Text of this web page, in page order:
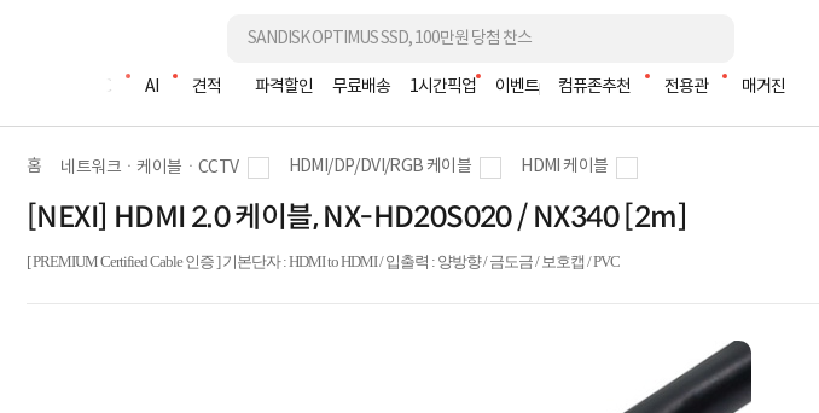
조립PC AI 견적 파격할인 무료배송 1시간픽업 이벤트 컴퓨존추천 전용관 매거진
홈 네트워크ㆍ케이블ㆍCCTV HDMI/DP/DVI/RGB 케이블 HDMI 케이블
[NEXI] HDMI 2.0 케이블, NX-HD20S020 / NX340 [2m]
[ PREMIUM Certified Cable 인증 ] 기본단자 : HDMI to HDMI / 입출력 : 양방향 / 금도금 / 보호캡 / PVC